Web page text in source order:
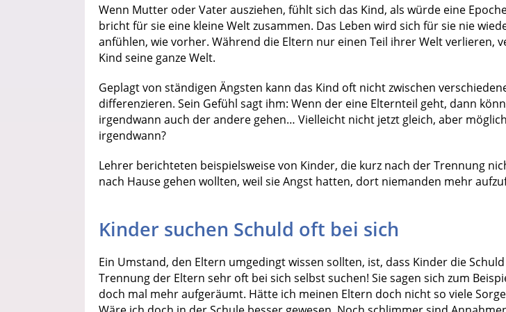
Wenn Mutter oder Vater ausziehen, fühlt sich das Kind, als würde eine
bricht für sie eine kleine Welt zusammen. Das Leben wird sich für sie nie
anfühlen, wie vorher. Während die Eltern nur einen Teil ihrer Welt verlieren,
Kind seine ganze Welt.
Geplagt von ständigen Ängsten kann das Kind oft nicht zwischen
differenzieren. Sein Gefühl sagt ihm: Wenn der eine Elternteil geht, dann
irgendwann auch der andere gehen… Vielleicht nicht jetzt gleich, aber
irgendwann?
Lehrer berichteten beispielsweise von Kinder, die kurz nach der Trennung
nach Hause gehen wollten, weil sie Angst hatten, dort niemanden mehr
Kinder suchen Schuld oft bei sich
Ein Umstand, den Eltern umgedingt wissen sollten, ist, dass Kinder die
Trennung der Eltern sehr oft bei sich selbst suchen! Sie sagen sich zum
doch mal mehr aufgeräumt. Hätte ich meinen Eltern doch nicht so viele
I❶I Schnell Geld
Produkttester werden